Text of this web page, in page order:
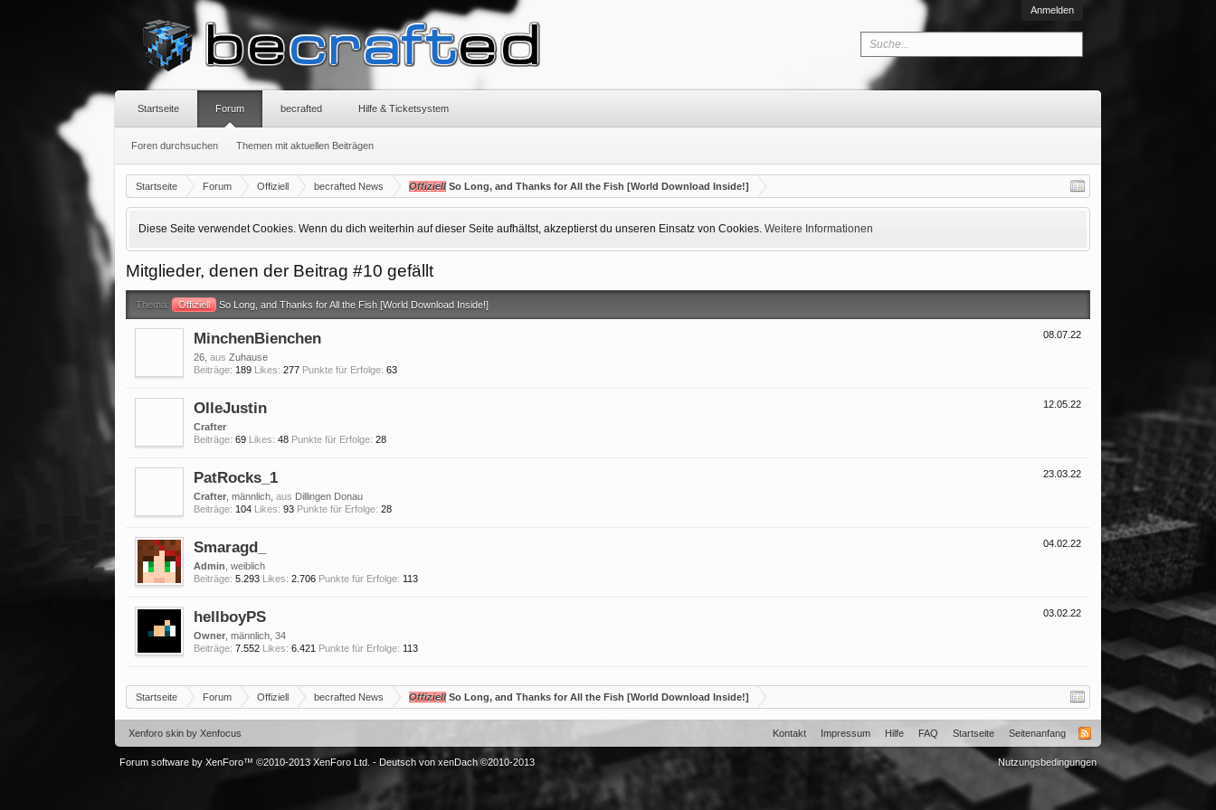
Anmelden
Startseite Forum Offiziell becrafted News OffiziellSo Long, and Thanks for All the Fish [World Download Inside!]
Diese Seite verwendet Cookies. Wenn du dich weiterhin auf dieser Seite aufhältst, akzeptierst du unseren Einsatz von Cookies. Weitere Informationen
Mitglieder, denen der Beitrag #10 gefällt
Thema: Offiziell So Long, and Thanks for All the Fish [World Download Inside!]
08.07.22
MinchenBienchen
26, aus Zuhause
Beiträge: 189 Likes: 277 Punkte für Erfolge: 63
12.05.22
OlleJustin
Crafter
Beiträge: 69 Likes: 48 Punkte für Erfolge: 28
23.03.22
PatRocks_1
Crafter , männlich, aus Dillingen Donau
Beiträge: 104 Likes: 93 Punkte für Erfolge: 28
04.02.22
Smaragd_
Admin , weiblich
Beiträge: 5.293 Likes: 2.706 Punkte für Erfolge: 113
03.02.22
hellboyPS
Owner , männlich, 34
Beiträge: 7.552 Likes: 6.421 Punkte für Erfolge: 113
Startseite Forum Offiziell becrafted News OffiziellSo Long, and Thanks for All the Fish [World Download Inside!]
Startseite Forum
Foren durchsuchen Themen mit aktuellen Beiträgen
becrafted Hilfe & Ticketsystem
Xenforo skin by Xenfocus Kontakt Impressum Hilfe FAQ Startseite Seitenanfang
Nutzungsbedingungen
Forum software by XenForo™ ©2010-2013 XenForo Ltd. - Deutsch von xenDach ©2010-2013